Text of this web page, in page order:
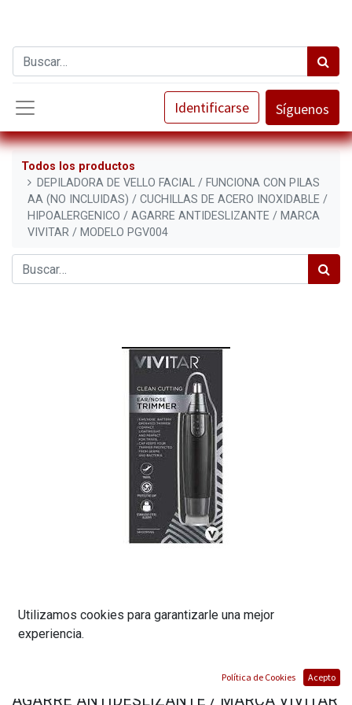
Identificarse Síguenos
Todos los productos
DEPILADORA DE VELLO FACIAL / FUNCIONA CON PILAS
AA (NO INCLUIDAS) / CUCHILLAS DE ACERO INOXIDABLE /
HIPOALERGENICO / AGARRE ANTIDESLIZANTE / MARCA
VIVITAR / MODELO PGV004
DEPILADORA DE VELLO FACIAL / FUNCIONA
DE ACERO INOXIDABLE / HIPOALERGENICO /
AGARRE ANTIDESLIZANTE / MARCA VIVITAR
Utilizamos cookies para garantizarle una mejor
experiencia.
Política de Cookies Acepto